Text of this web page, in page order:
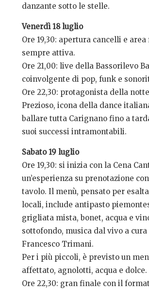
danzante sotto le stelle.
Venerdì 18 luglio
Ore 19,30: apertura cancelli e
sempre attiva.
Ore 21,00: live della Bassorilevo
coinvolgente di pop, funk e
Ore 22,30: protagonista della
Prezioso, icona della dance
ballare tutta Carignano fino a
suoi successi intramontabili.
Sabato 19 luglio
Ore 19,30: si inizia con la Cena
un’esperienza su prenotazione
tavolo. Il menù, pensato per
locali, include antipasto
grigliata mista, bonet, acqua e
sottofondo, musica dal vivo a
Francesco Trimani.
Per i più piccoli, è previsto un
affettato, agnolotti, acqua e dolce.
Ore 22,30: gran finale con il